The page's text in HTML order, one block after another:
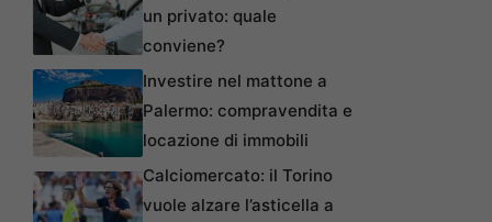
un privato: quale
conviene?
Investire nel mattone a
Palermo: compravendita e
locazione di immobili
Calciomercato: il Torino
vuole alzare l’asticella a